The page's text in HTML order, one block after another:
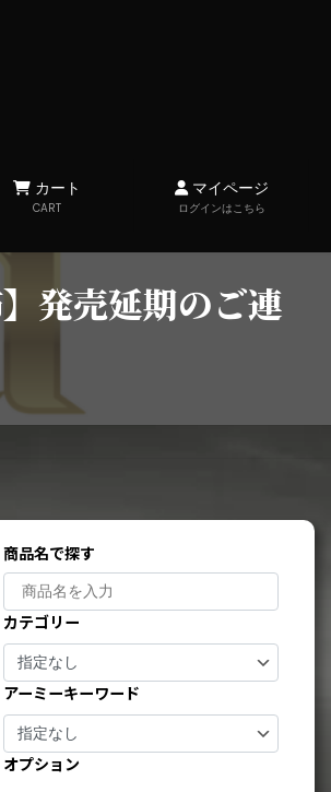
カート
CART
マイページ
ログインはこちら
発売延期のご連
商品名で探す
カテゴリー
アーミーキーワード
オプション